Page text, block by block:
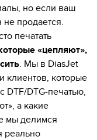
но если ваш
продается.
печатать
«цепляют»,
. Мы в DiasJet
клиентов, которые
DTF/DTG-печатью,
а какие
мы делимся
реально